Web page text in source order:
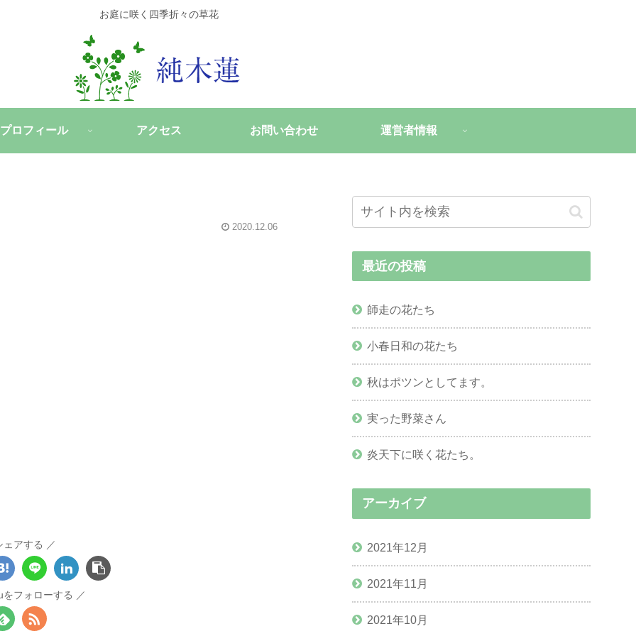
お庭に咲く四季折々の草花
プロフィール アクセス お問い合わせ 運営者情報
2020.12.06
ェアする
フォローする
最近の投稿
師走の花たち
小春日和の花たち
秋はポツンとしてます。
実った野菜さん
炎天下に咲く花たち。
アーカイブ
2021年12月
2021年11月
2021年10月